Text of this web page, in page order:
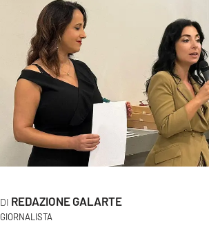
SPORT
CULTURA
AMBIENTE
Streaming
LAC TV
LAC NETWORK
LAC ONAIR
LaC
Network
REDAZIONE GALARTE
GIORNALISTA